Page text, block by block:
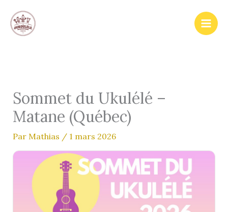
contenu
Sommet du Ukulélé –
Matane (Québec)
Par Mathias / 1 mars 2026